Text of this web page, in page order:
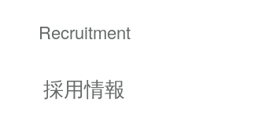
Recruitment
採用情報